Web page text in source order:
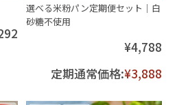
選べる米粉パン定期便セット│白
砂糖不使用
¥4,788
定期通常価格:¥3,888